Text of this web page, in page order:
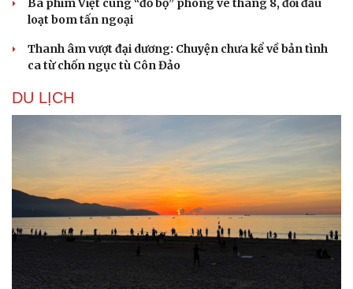
Ba phim Việt cùng “đổ bộ” phòng vé tháng 8, đối đầu
loạt bom tấn ngoại
Thanh âm vượt đại dương: Chuyện chưa kể về bản tình
ca từ chốn ngục tù Côn Đảo
DU LỊCH